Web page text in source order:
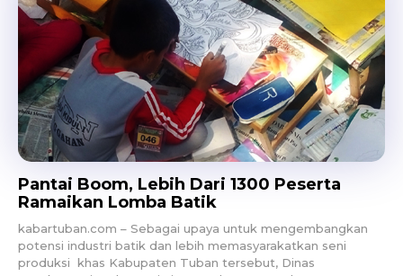
Pantai Boom, Lebih Dari 1300 Peserta
Ramaikan Lomba Batik
kabartuban.com – Sebagai upaya untuk mengembangkan
potensi industri batik dan lebih memasyarakatkan seni
produksi khas Kabupaten Tuban tersebut, Dinas